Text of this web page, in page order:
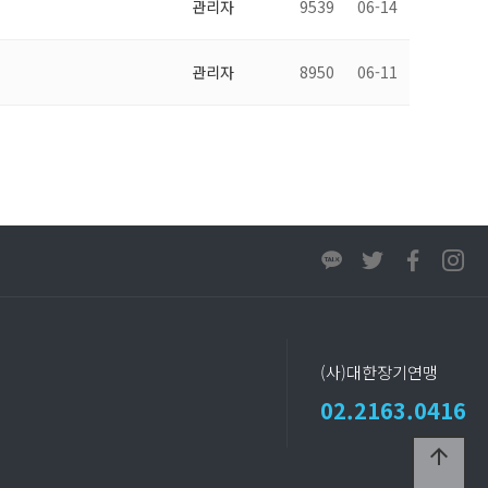
관리자 9539 06-14
관리자 8950 06-11
arrow_upward
(사)대한장기연맹
02.2163.0416